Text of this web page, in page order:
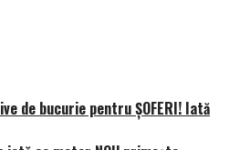
de bucurie pentru ŞOFERI! Iată